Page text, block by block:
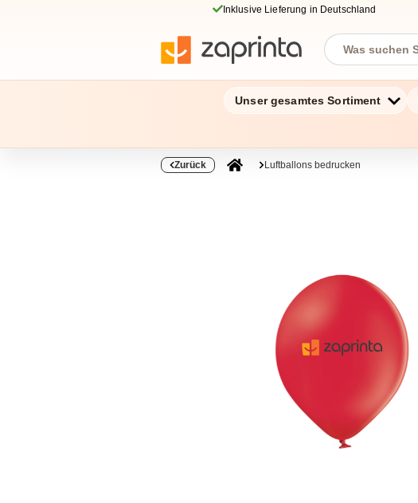
Inklusive Lieferung in Deutschland
Unser gesamtes Sortiment
Zurück Luftballons bedrucken